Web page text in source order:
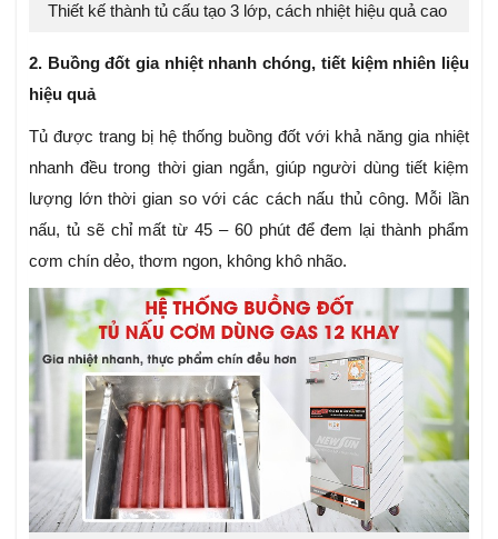
Thiết kế thành tủ cấu tạo 3 lớp, cách nhiệt hiệu quả cao
2. Buồng đốt gia nhiệt nhanh chóng, tiết kiệm nhiên liệu
hiệu quả
Tủ được trang bị hệ thống buồng đốt với khả năng gia nhiệt
nhanh đều trong thời gian ngắn, giúp người dùng tiết kiệm
lượng lớn thời gian so với các cách nấu thủ công. Mỗi lần
nấu, tủ sẽ chỉ mất từ 45 – 60 phút để đem lại thành phẩm
cơm chín dẻo, thơm ngon, không khô nhão.